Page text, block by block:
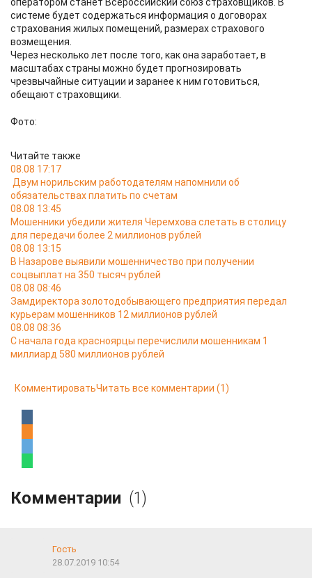
системе будет содержаться информация о договорах
страхования жилых помещений, размерах страхового
возмещения.
Через несколько лет после того, как она заработает, в
масштабах страны можно будет прогнозировать
чрезвычайные ситуации и заранее к ним готовиться,
обещают страховщики.
Фото:
Читайте также
08.08 17:17
Двум норильским работодателям напомнили об
обязательствах платить по счетам
08.08 13:45
Мошенники убедили жителя Черемхова слетать в столицу
для передачи более 2 миллионов рублей
08.08 13:15
В Назарове выявили мошенничество при получении
соцвыплат на 350 тысяч рублей
08.08 08:46
Замдиректора золотодобывающего предприятия передал
курьерам мошенников 12 миллионов рублей
08.08 08:36
С начала года красноярцы перечислили мошенникам 1
миллиард 580 миллионов рублей
КомментироватьЧитать все комментарии (1)
Комментарии (1)
Гость
28.07.2019 10:54